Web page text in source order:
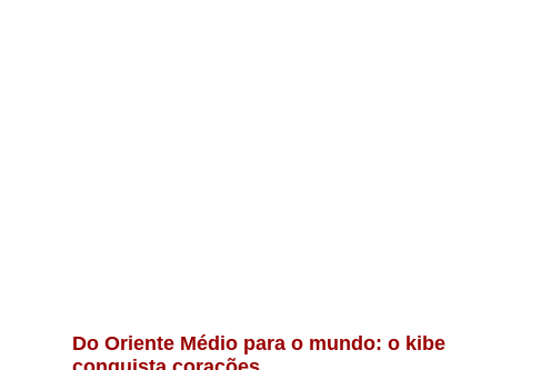
Do Oriente Médio para o mundo: o kibe